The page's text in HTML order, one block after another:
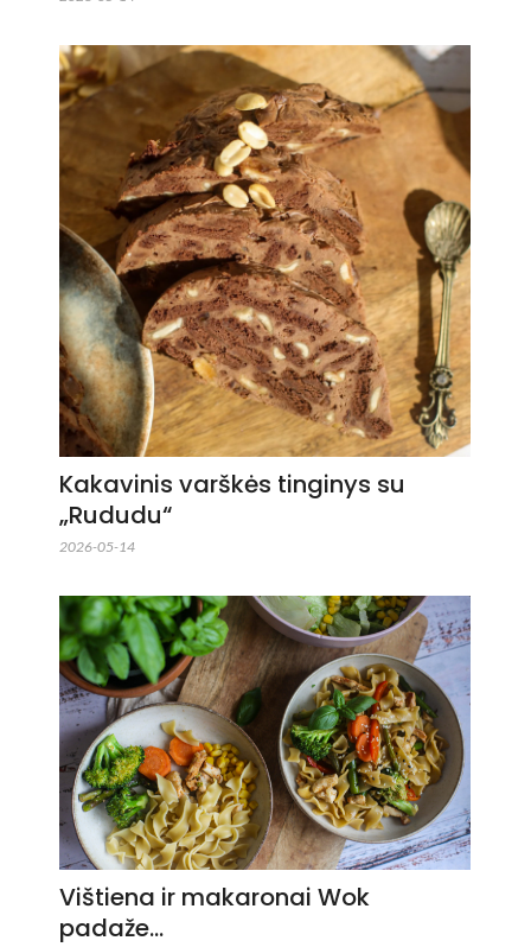
Kakavinis varškės tinginys su
„Rududu“
2026-05-14
Vištiena ir makaronai Wok
padaže…